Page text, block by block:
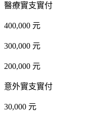
醫療實支實付
400,000 元
300,000 元
200,000 元
意外實支實付
30,000 元